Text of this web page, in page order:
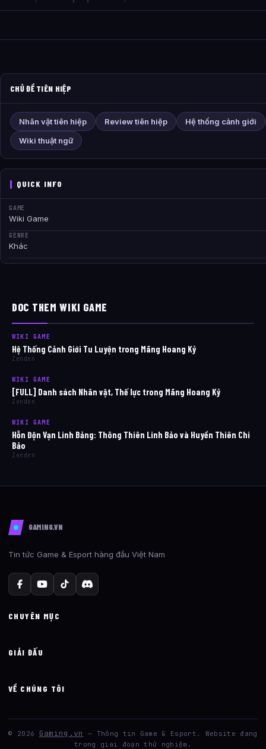
CHỦ ĐỀ TIÊN HIỆP
Nhân vật tiên hiệp Review tiên hiệp
Hệ thống cảnh giới
Wiki thuật ngữ
QUICK INFO
GAME
Wiki Game
GENRE
Khác
DOC THEM WIKI GAME
WIKI GAME
Hệ Thống Cảnh Giới Tu Luyện trong Mãng Hoang Kỷ
Zenden
WIKI GAME
[FULL] Danh sách Nhân vật, Thế lực trong Mãng Hoang Kỷ
Zenden
WIKI GAME
Hỗn Độn Vạn Linh Bảng: Thông Thiên Linh Bảo và Huyền Thiên Chi
Bảo
Zenden
GAMING.VN
Tin tức Game & Esport hàng đầu Việt Nam
CHUYÊN MỤC
GIẢI ĐẤU
VỀ CHÚNG TÔI
© 2026 Gaming.vn
— Thông tin Game & Esport. Website đang
trong giai đoạn thử nghiệm.